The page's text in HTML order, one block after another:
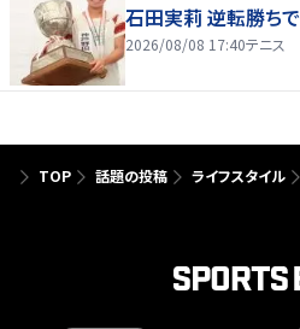
石田実莉 逆転勝ち
2026/08/08 17:40テニス
TOP 話題の投稿 ライフスタイル